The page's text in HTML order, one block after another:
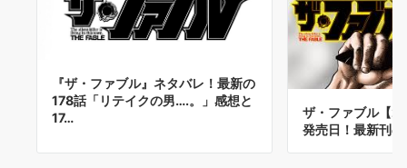
『ザ・ファブル』ネタバレ！最新の
178話「リテイクの男….。」感想と
17…
ザ・ファブル【
発売日！最新刊